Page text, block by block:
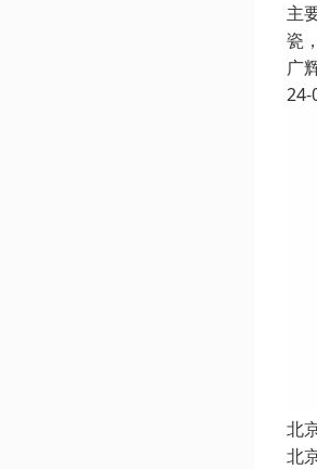
主
瓷
广
24-
北
北